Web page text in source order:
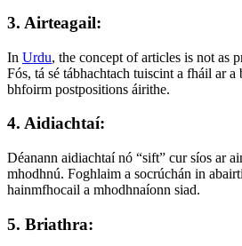
3. Airteagail:
In Urdu, the concept of articles is not as
Fós, tá sé tábhachtach tuiscint a fháil ar
bhfoirm postpositions áirithe.
4. Aidiachtaí:
Déanann aidiachtaí nó “sift” cur síos ar
mhodhnú. Foghlaim a socrúchán in
hainmfhocail a mhodhnaíonn siad.
5. Briathra: